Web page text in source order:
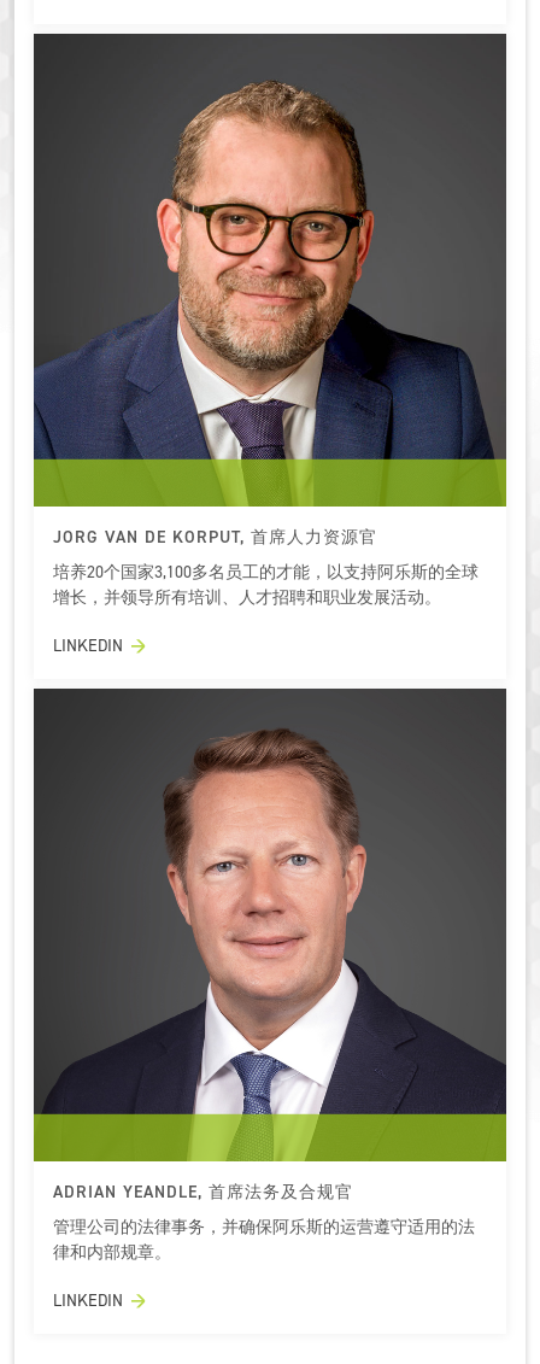
JORG VAN DE KORPUT, 首席人力资源官
培养20个国家3,100多名员工的才能，以支持阿乐斯的全球
增长，并领导所有培训、人才招聘和职业发展活动。
LINKEDIN
ADRIAN YEANDLE, 首席法务及合规官
管理公司的法律事务，并确保阿乐斯的运营遵守适用的法
律和内部规章。
LINKEDIN